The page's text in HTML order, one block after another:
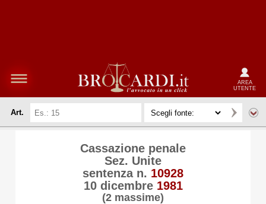
AREA
UTENTE
Art.
Cassazione penale
Sez. Unite
sentenza n. 10928
10 dicembre 1981
(2 massime)